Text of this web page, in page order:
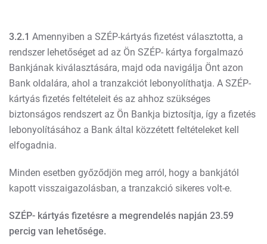
3.2.1 Amennyiben a SZÉP-kártyás fizetést választotta, a
rendszer lehetőséget ad az Ön SZÉP- kártya forgalmazó
Bankjának kiválasztására, majd oda navigálja Önt azon
Bank oldalára, ahol a tranzakciót lebonyolíthatja. A SZÉP-
kártyás fizetés feltételeit és az ahhoz szükséges
biztonságos rendszert az Ön Bankja biztosítja, így a fizetés
lebonyolításához a Bank által közzétett feltételeket kell
elfogadnia.
Minden esetben győződjön meg arról, hogy a bankjától
kapott visszaigazolásban, a tranzakció sikeres volt-e.
SZÉP- kártyás fizetésre a megrendelés napján 23.59
percig van lehetősége.